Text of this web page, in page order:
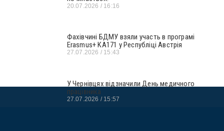
20.07.2026 16:16
Фахівчині БДМУ взяли участь в програмі
Erasmus+ KA171 у Республіці Австрія
27.07.2026 15:43
У Чернівцях відзначили День медичного
працівника
27.07.2026 15:57